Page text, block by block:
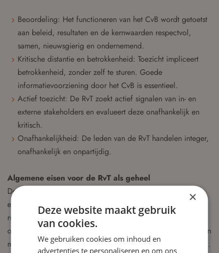
Beoordeling: Het functioneren van het CvB wordt getoetst
aan beleid, resultaten en de kernwaarden respectvol,
samen, nieuwsgierig en ondernemend.
Kritische distantie en betrokkenheid: Toezicht impliceert
betrokkenheid, zonder zelf te sturen. Goede
informatievoorziening door het CvB is essentieel.
Actief toezicht: De RvT zoekt actief signalen van in- en
externe stakeholders en evalueert deze onafhankelijk en
kritisch.
Onafhankelijkheid: De leden van de RvT handelen integer,
onafhankelijk en onpartijdig.
Algemene eisen voor de RvT als geheel
De RvT streeft naar een brede en complementaire mix van
expertise en ervaring. Daarmee wordt bedoeld dat de RvT
ruim voldoende kennis en ervaring is op het gebied van
onderwijskwaliteit, innovatie, organisatieontwikkeling, HRM en
medezeggenschap. Ook is kennis en ervaring aanwezig m.b.t.
×
Deze website maakt gebruik
van cookies.
We gebruiken cookies om inhoud en
advertenties te personaliseren en om ons